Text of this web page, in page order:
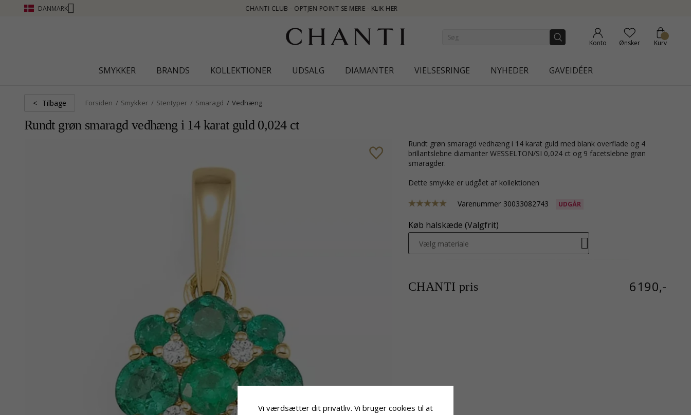
DANMARK
CHANTI CLUB - OPTJEN POINT SE MERE - KLIK HER
Konto Ønsker Kurv
SMYKKER BRANDS KOLLEKTIONER UDSALG DIAMANTER VIELSESRINGE NYHEDER GAVEIDÉER
< Tilbage Forsiden Smykker Stentyper Smaragd Vedhæng
Rundt grøn smaragd vedhæng i 14 karat guld 0,024 ct
rundt grøn smaragd vedhæng i 14 karat guld med blank overflade og 4
brillantslebne diamanter WESSELTON/SI 0,024 ct og 9 facetslebne grøn
smaragder.
Dette smykke er udgået af kollektionen
Varenummer 30033082743 UDGÅR
Køb halskæde (Valgfrit)
Vælg materiale
CHANTI pris 6190,-
Vi værdsætter dit privatliv. Vi bruger cookies til at